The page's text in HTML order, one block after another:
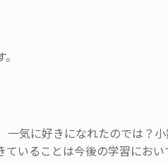
気に好きになれたのでは？
いることは今後の学習におい